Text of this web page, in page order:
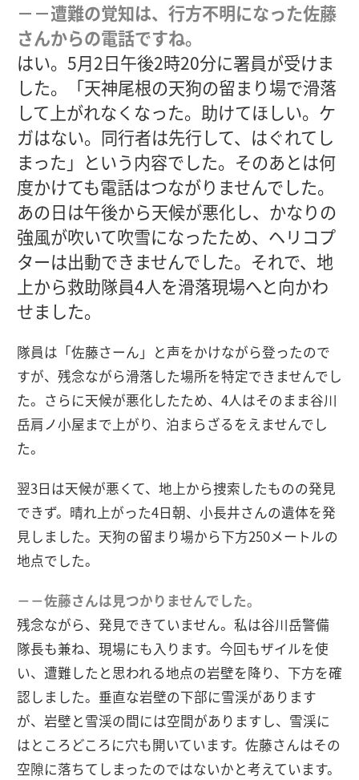
－－遭難の覚知は、行方不明になった佐藤
さんからの電話ですね。
はい。5月2日午後2時20分に署員が受けま
した。「天神尾根の天狗の留まり場で滑落
して上がれなくなった。助けてほしい。ケ
ガはない。同行者は先行して、はぐれてし
まった」という内容でした。そのあとは何
度かけても電話はつながりませんでした。
あの日は午後から天候が悪化し、かなりの
強風が吹いて吹雪になったため、ヘリコプ
ターは出動できませんでした。それで、地
上から救助隊員4人を滑落現場へと向かわ
せました。
隊員は「佐藤さーん」と声をかけながら登ったので
すが、残念ながら滑落した場所を特定できませんでし
た。さらに天候が悪化したため、4人はそのまま谷川
岳肩ノ小屋まで上がり、泊まらざるをえませんでし
た。
翌3日は天候が悪くて、地上から捜索したものの発見
できず。晴れ上がった4日朝、小長井さんの遺体を発
見しました。天狗の留まり場から下方250メートルの
地点でした。
－－佐藤さんは見つかりませんでした。
残念ながら、発見できていません。私は谷川岳警備
隊長も兼ね、現場にも入ります。今回もザイルを使
い、遭難したと思われる地点の岩壁を降り、下方を確
認しました。垂直な岩壁の下部に雪渓があります
が、岩壁と雪渓の間には空間がありますし、雪渓に
はところどころに穴も開いています。佐藤さんはその
空隙に落ちてしまったのではないかと考えています。